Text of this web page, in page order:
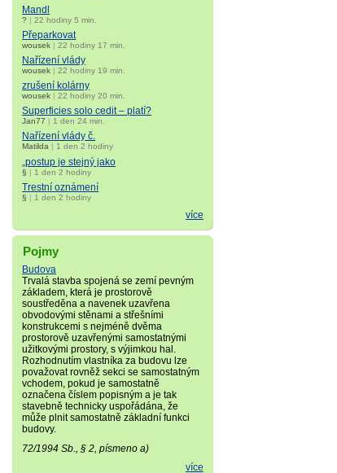
Mandl
? |22 hodiny 5 min.
Přeparkovat
wousek |22 hodiny 17 min.
Nařízení vlády
wousek |22 hodiny 19 min.
zrušení kolárny
wousek |22 hodiny 20 min.
Superficies solo cedit – platí?
Jan77 1 den 24 min.
Nařízení vlády č.
Matilda 1 den 2 hodiny
„postup je stejný jako
§ | 1 den 2 hodiny
Trestní oznámení
§ | 1 den 2 hodiny
více
Pojmy
Budova
Trvalá stavba spojená se zemí pevným
základem, která je prostorově
soustředěna a navenek uzavřena
obvodovými stěnami a střešními
konstrukcemi s nejméně dvěma
prostorově uzavřenými samostatnými
užitkovými prostory, s výjimkou hal.
Rozhodnutím vlastníka za budovu lze
považovat rovněž sekci se samostatným
vchodem, pokud je samostatně
označena číslem popisným a je tak
stavebně technicky uspořádána, že
může plnit samostatně základní funkci
budovy.
72/1994 Sb., § 2, písmeno a)
více